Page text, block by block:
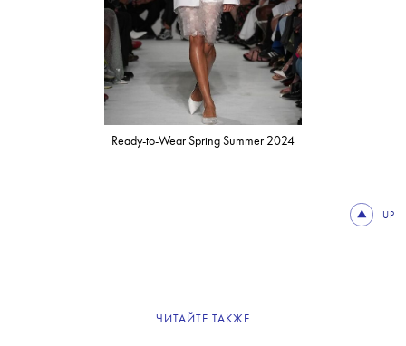
Ready-to-Wear Spring Summer 2024
UP
ЧИТАЙТЕ ТАКЖЕ